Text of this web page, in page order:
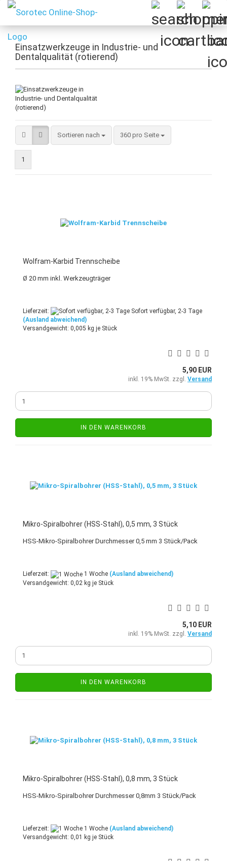
Einsatzwerkzeuge in Industrie- und
Dentalqualität (rotierend)
Sortieren nach
Sortieren nach 360 pro Seite
pro Seite
1
Wolfram-Karbid Trennscheibe
Ø 20 mm inkl. Werkzeugträger
Lieferzeit:
Sofort verfügbar, 2-3 Tage
(Ausland abweichend)
Versandgewicht: 0,005 kg je Stück
5,90 EUR
inkl. 19% MwSt. zzgl. Versand
IN DEN WARENKORB
Mikro-Spiralbohrer (HSS-Stahl), 0,5 mm, 3 Stück
HSS-Mikro-Spiralbohrer Durchmesser 0,5 mm 3 Stück/Pack
Lieferzeit: 1 Woche (Ausland abweichend)
Versandgewicht: 0,02 kg je Stück
5,10 EUR
inkl. 19% MwSt. zzgl. Versand
IN DEN WARENKORB
Mikro-Spiralbohrer (HSS-Stahl), 0,8 mm, 3 Stück
HSS-Mikro-Spiralbohrer Durchmesser 0,8mm 3 Stück/Pack
Lieferzeit: 1 Woche (Ausland abweichend)
Versandgewicht: 0,01 kg je Stück